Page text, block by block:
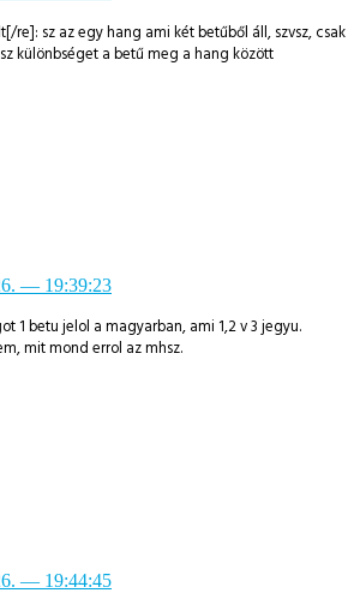
re]: sz az egy hang ami két betűből áll, szvsz, csak
különbséget a betű meg a hang között
— 19:39:23
1 betu jelol a magyarban, ami 1,2 v 3 jegyu.
mit mond errol az mhsz.
— 19:44:45